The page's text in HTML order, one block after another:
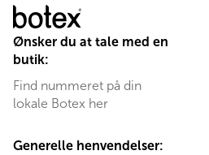
Ønsker du at tale med en
butik:
Find nummeret på din
lokale Botex her
Generelle henvendelser: